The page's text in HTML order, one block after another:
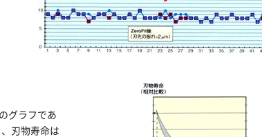
グラフであ
刃物寿命は